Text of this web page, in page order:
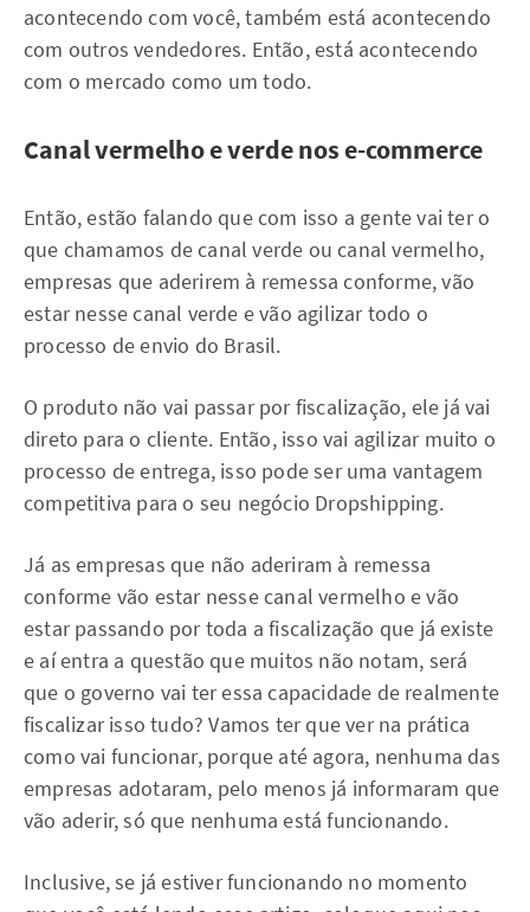
acontecendo com você, também está acontecendo
com outros vendedores. Então, está acontecendo
com o mercado como um todo.
Canal vermelho e verde nos e-commerce
Então, estão falando que com isso a gente vai ter o
que chamamos de canal verde ou canal vermelho,
empresas que aderirem à remessa conforme, vão
estar nesse canal verde e vão agilizar todo o
processo de envio do Brasil.
O produto não vai passar por fiscalização, ele já vai
direto para o cliente. Então, isso vai agilizar muito o
processo de entrega, isso pode ser uma vantagem
competitiva para o seu negócio Dropshipping.
Já as empresas que não aderiram à remessa
conforme vão estar nesse canal vermelho e vão
estar passando por toda a fiscalização que já existe
e aí entra a questão que muitos não notam, será
que o governo vai ter essa capacidade de realmente
fiscalizar isso tudo? Vamos ter que ver na prática
como vai funcionar, porque até agora, nenhuma das
empresas adotaram, pelo menos já informaram que
vão aderir, só que nenhuma está funcionando.
Inclusive, se já estiver funcionando no momento